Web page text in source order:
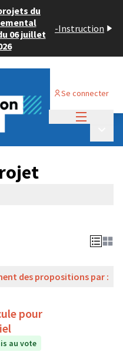
du
06 juillet
-Instruction
Se connecter
des propositions par :
pour
au vote